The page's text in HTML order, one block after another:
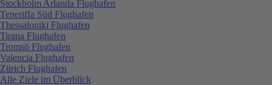
Stockholm Arlanda Flughafen
Teneriffa Süd Flughafen
Thessaloniki Flughafen
Tirana Flughafen
Tromsö Flughafen
Valencia Flughafen
Zürich Flughafen
Alle Ziele im Überblick